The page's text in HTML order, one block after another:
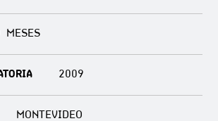
2009
MONTEVIDEO